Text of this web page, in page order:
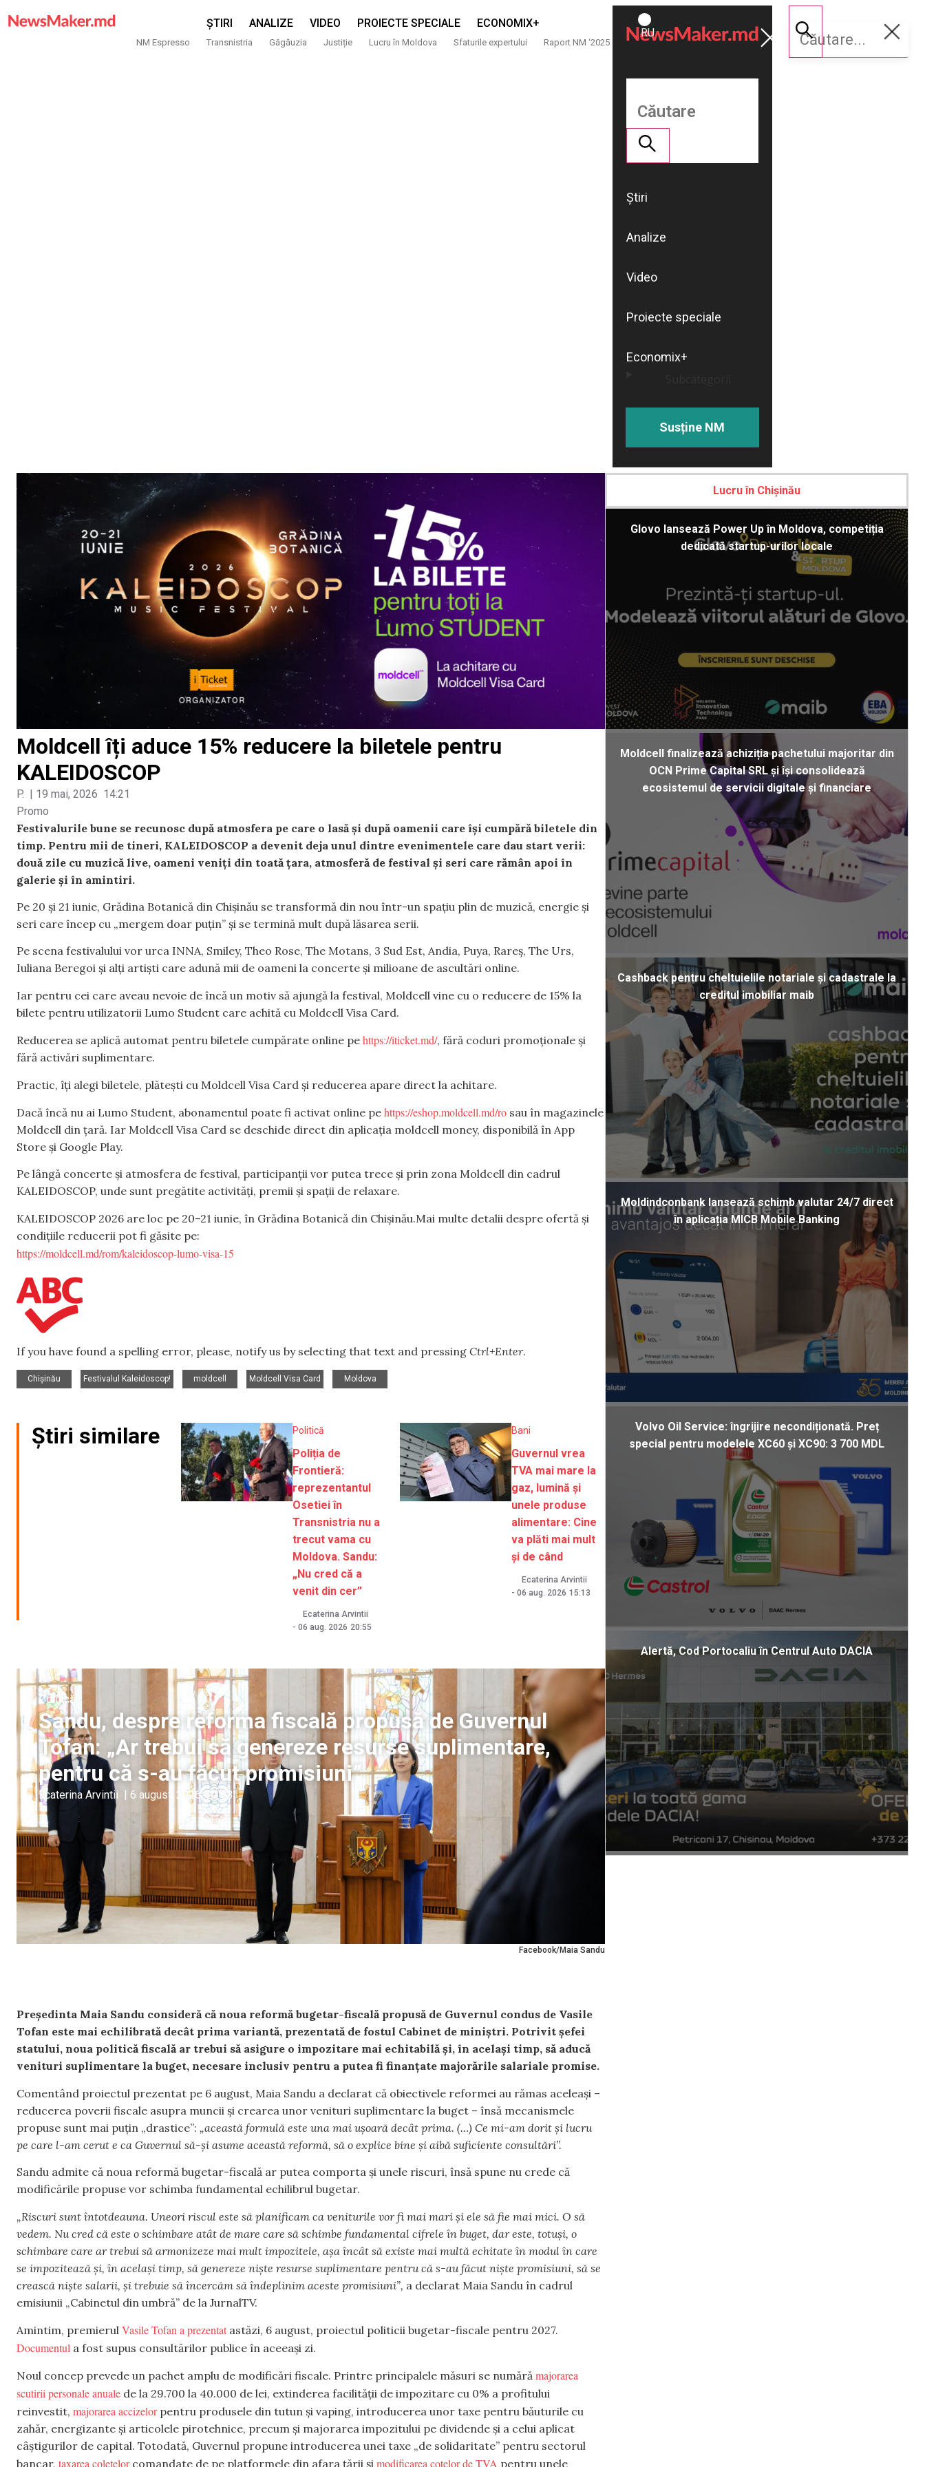
ȘTIRI ANALIZE VIDEO PROIECTE SPECIALE ECONOMIX+
NM Espresso Transnistria Găgăuzia Justiție Lucru în Moldova Sfaturile expertului Raport NM ‘2025
ROMÂNĂ
RU
Susține
NM
Știri
Analize
Video
Proiecte speciale
Economix+
Susține NM
Moldcell îți aduce 15% reducere la biletele pentru
KALEIDOSCOP
P. | 19 mai, 2026 14:21
Promo
Festivalurile bune se recunosc după atmosfera pe care o lasă și după oamenii care își cumpără biletele din
timp. Pentru mii de tineri, KALEIDOSCOP a devenit deja unul dintre evenimentele care dau start verii:
două zile cu muzică live, oameni veniți din toată țara, atmosferă de festival și seri care rămân apoi în
galerie și în amintiri.
Pe 20 și 21 iunie, Grădina Botanică din Chișinău se transformă din nou într-un spațiu plin de muzică, energie și
seri care încep cu „mergem doar puțin” și se termină mult după lăsarea serii.
Pe scena festivalului vor urca INNA, Smiley, Theo Rose, The Motans, 3 Sud Est, Andia, Puya, Rareș, The Urs,
Iuliana Beregoi și alți artiști care adună mii de oameni la concerte și milioane de ascultări online.
Iar pentru cei care aveau nevoie de încă un motiv să ajungă la festival, Moldcell vine cu o reducere de 15% la
bilete pentru utilizatorii Lumo Student care achită cu Moldcell Visa Card.
Reducerea se aplică automat pentru biletele cumpărate online pe https://iticket.md/, fără coduri promoționale și
fără activări suplimentare.
Practic, îți alegi biletele, plătești cu Moldcell Visa Card și reducerea apare direct la achitare.
Dacă încă nu ai Lumo Student, abonamentul poate fi activat online pe https://eshop.moldcell.md/ro sau în magazinele
Moldcell din țară. Iar Moldcell Visa Card se deschide direct din aplicația moldcell money, disponibilă în App
Store și Google Play.
Pe lângă concerte și atmosfera de festival, participanții vor putea trece și prin zona Moldcell din cadrul
KALEIDOSCOP, unde sunt pregătite activități, premii și spații de relaxare.
KALEIDOSCOP 2026 are loc pe 20–21 iunie, în Grădina Botanică din Chișinău.Mai multe detalii despre ofertă și
condițiile reducerii pot fi găsite pe:
https://moldcell.md/rom/kaleidoscop-lumo-visa-15
If you have found a spelling error, please, notify us by selecting that text and pressing Ctrl+Enter.
Chișinău
Festivalul Kaleidoscop!
moldcell
Moldcell Visa Card
Moldova
Știri similare Politică
Poliția de
Frontieră:
reprezentantul
Osetiei în
Transnistria nu a
trecut vama cu
Moldova. Sandu:
„Nu cred că a
venit din cer”
Ecaterina Arvintii
- 06 aug. 2026 20:55
Bani
Guvernul vrea
TVA mai mare la
gaz, lumină și
unele produse
alimentare: Cine
va plăti mai mult
și de când
Ecaterina Arvintii
- 06 aug. 2026 15:13
Facebook/Maia Sandu
Politică
Sandu, despre reforma fiscală propusă de Guvernul
Tofan: „Ar trebui să genereze resurse suplimentare,
pentru că s-au făcut promisiuni”
Ecaterina Arvintii 6 august, 2026 22:03
Președinta Maia Sandu consideră că noua reformă bugetar-fiscală propusă de Guvernul condus de Vasile
Tofan este mai echilibrată decât prima variantă, prezentată de fostul Cabinet de miniștri. Potrivit șefei
statului, noua politică fiscală ar trebui să asigure o impozitare mai echitabilă și, în același timp, să aducă
venituri suplimentare la buget, necesare inclusiv pentru a putea fi finanțate majorările salariale promise.
Comentând proiectul prezentat pe 6 august, Maia Sandu a declarat că obiectivele reformei au rămas aceleași –
reducerea poverii fiscale asupra muncii și crearea unor venituri suplimentare la buget – însă mecanismele
propuse sunt mai puțin „drastice”: „această formulă este una mai ușoară decât prima. (…) Ce mi-am dorit și lucru
pe care l-am cerut e ca Guvernul să-și asume această reformă, să o explice bine și aibă suficiente consultări”.
Sandu admite că noua reformă bugetar-fiscală ar putea comporta și unele riscuri, însă spune nu crede că
modificările propuse vor schimba fundamental echilibrul bugetar.
„Riscuri sunt întotdeauna. Uneori riscul este să planificam ca veniturile vor fi mai mari și ele să fie mai mici. O să
vedem. Nu cred că este o schimbare atât de mare care să schimbe fundamental cifrele în buget, dar este, totuși, o
schimbare care ar trebui să armonizeze mai mult impozitele, așa încât să existe mai multă echitate în modul în care
se impozitează și, în același timp, să genereze niște resurse suplimentare pentru că s-au făcut niște promisiuni, să se
crească niște salarii, și trebuie să încercăm să îndeplinim aceste promisiuni”, a declarat Maia Sandu în cadrul
emisiunii „Cabinetul din umbră” de la JurnalTV.
Amintim, premierul Vasile Tofan a prezentat astăzi, 6 august, proiectul politicii bugetar-fiscale pentru 2027.
Documentul a fost supus consultărilor publice în aceeași zi.
Noul concep prevede un pachet amplu de modificări fiscale. Printre principalele măsuri se numără majorarea
scutirii personale anuale de la 29.700 la 40.000 de lei, extinderea facilității de impozitare cu 0% a profitului
reinvestit, majorarea accizelorpentru produsele din tutun și vaping, introducerea unor taxe pentru băuturile cu
zahăr, energizante și articolele pirotehnice, precum și majorarea impozitului pe dividende și a celui aplicat
câștigurilor de capital. Totodată, Guvernul propune introducerea unei taxe „de solidaritate” pentru sectorul
bancar, taxarea coletelorcomandate de pe platformele din afara țării și modificarea cotelor de TVA pentru unele
Lucru în Chișinău
Glovo lansează Power Up în Moldova, competiția
dedicată startup-urilor locale
Moldcell finalizează achiziția pachetului majoritar din
OCN Prime Capital SRL și își consolidează
ecosistemul de servicii digitale și financiare
Cashback pentru cheltuielile notariale și cadastrale la
creditul imobiliar maib
Moldindconbank lansează schimb valutar 24/7 direct
în aplicația MICB Mobile Banking
Volvo Oil Service: îngrijire necondiționată. Preț
special pentru modelele XC60 și XC90: 3 700 MDL
Alertă, Cod Portocaliu în Centrul Auto DACIA